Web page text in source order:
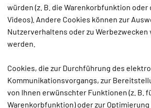
würden (z. B. die Warenkorbfunktion oder
Videos). Andere Cookies können zur
Nutzerverhaltens oder zu
werden.
Cookies, die zur Durchführung des
Kommunikationsvorgangs, zur
von Ihnen erwünschter Funktionen (z. B.
Warenkorbfunktion) oder zur Optimierung